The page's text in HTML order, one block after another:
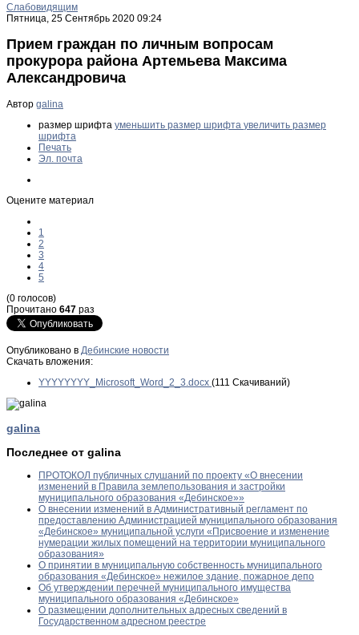
Слабовидящим
Пятница, 25 Сентябрь 2020 09:24
Прием граждан по личным вопросам
прокурора района Артемьева Максима
Александровича
Автор galina
размер шрифта уменьшить размер шрифта увеличить размер
шрифта
Печать
Эл. почта
Оцените материал
1
2
3
4
5
(0 голосов)
Прочитано 647 раз
Опубликовано в Дебинские новости
Скачать вложения:
YYYYYYYY_Microsoft_Word_2_3.docx (111 Скачиваний)
galina
Последнее от galina
ПРОТОКОЛ публичных слушаний по проекту «О внесении
изменений в Правила землепользования и застройки
муниципального образования «Дебинское»»
О внесении изменений в Административный регламент по
предоставлению Администрацией муниципального образования
«Дебинское» муниципальной услуги «Присвоение и изменение
нумерации жилых помещений на территории муниципального
образования»
О принятии в муниципальную собственность муниципального
образования «Дебинское» нежилое здание, пожарное депо
Об утверждении перечней муниципального имущества
муниципального образования «Дебинское»
О размещении дополнительных адресных сведений в
Государственном адресном реестре